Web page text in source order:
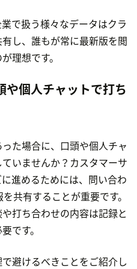
で扱う様々なデータはクラ
し、誰もが常に最新版を閲
理想です。
や個人チャットで打ち
た場合に、口頭や個人チャ
いませんか？カスタマーサ
進めるためには、問い合わ
共有することが重要です。
打ち合わせの内容は記録と
です。
避けるべきことをご紹介し